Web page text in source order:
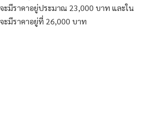
ะมีราคาอยู่ประมาณ 23,000 บาท และใน
ะมีราคาอยู่ที่ 26,000 บาท